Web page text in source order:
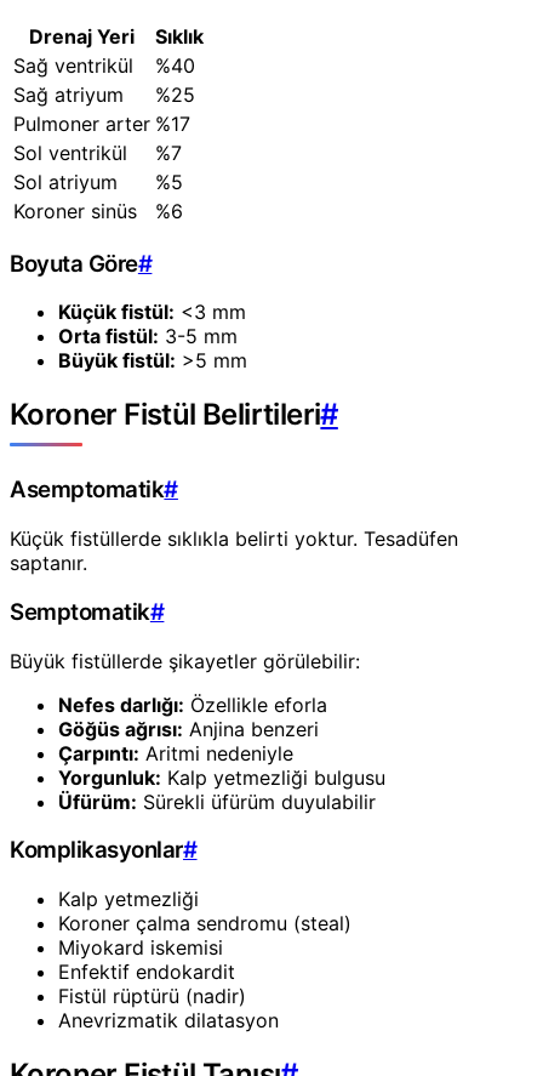
Drenaj Yeri
Sıklık
Sağ ventrikül
%40
Sağ atriyum
%25
Pulmoner arter %17
Sol ventrikül
%7
Sol atriyum
%5
Koroner sinüs
%6
Boyuta Göre#
Küçük fistül: <3 mm
Orta fistül: 3-5 mm
Büyük fistül: >5 mm
Koroner Fistül Belirtileri#
Asemptomatik#
Küçük fistüllerde sıklıkla belirti yoktur. Tesadüfen
saptanır.
Semptomatik#
Büyük fistüllerde şikayetler görülebilir:
Nefes darlığı: Özellikle eforla
Göğüs ağrısı: Anjina benzeri
Çarpıntı: Aritmi nedeniyle
Yorgunluk: Kalp yetmezliği bulgusu
Üfürüm: Sürekli üfürüm duyulabilir
Komplikasyonlar#
Kalp yetmezliği
Koroner çalma sendromu (steal)
Miyokard iskemisi
Enfektif endokardit
Fistül rüptürü (nadir)
Anevrizmatik dilatasyon